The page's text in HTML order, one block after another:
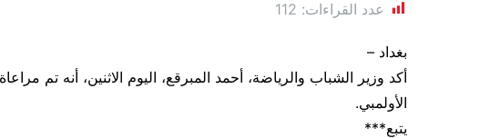
عدد القراءات: 112
بغداد –
أكد وزير الشباب والرياضة، أحمد المبرقع، اليوم الاثنين، أنه تم
الأولمبي.
يتبع***